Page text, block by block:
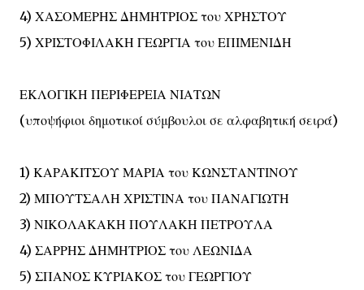
4) ΧΑΣΟΜΕΡΗΣ ΔΗΜΗΤΡΙΟΣ του ΧΡΗΣΤΟΥ
5) ΧΡΙΣΤΟΦΙΛΑΚΗ ΓΕΩΡΓΙΑ του ΕΠΙΜΕΝΙΔΗ
ΕΚΛΟΓΙΚΗ ΠΕΡΙΦΕΡΕΙΑ ΝΙΑΤΩΝ
(υποψήφιοι δημοτικοί σύμβουλοι σε αλφαβητική σειρά)
1) ΚΑΡΑΚΙΤΣΟΥ ΜΑΡΙΑ του ΚΩΝΣΤΑΝΤΙΝΟΥ
2) ΜΠΟΥΤΣΑΛΗ ΧΡΙΣΤΙΝΑ του ΠΑΝΑΓΙΩΤΗ
3) ΝΙΚΟΛΑΚΑΚΗ ΠΟΥΛΑΚΗ ΠΕΤΡΟΥΛΑ
4) ΣΑΡΡΗΣ ΔΗΜΗΤΡΙΟΣ του ΛΕΩΝΙΔΑ
5) ΣΠΑΝΟΣ ΚΥΡΙΑΚΟΣ του ΓΕΩΡΓΙΟΥ